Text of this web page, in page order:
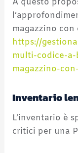
A questo
magazzino
https://
multi-codice-
magazzino-
Inventario
L’inventario è
critici per una